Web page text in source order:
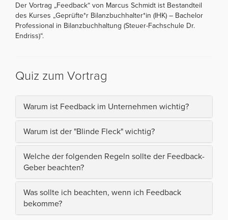
Der Vortrag „Feedback“ von Marcus Schmidt ist Bestandteil
des Kurses „Geprüfte*r Bilanzbuchhalter*in (IHK) – Bachelor
Professional in Bilanzbuchhaltung (Steuer-Fachschule Dr.
Endriss)“.
Quiz zum Vortrag
Warum ist Feedback im Unternehmen wichtig?
Warum ist der "Blinde Fleck" wichtig?
Welche der folgenden Regeln sollte der Feedback-
Geber beachten?
Was sollte ich beachten, wenn ich Feedback
bekomme?